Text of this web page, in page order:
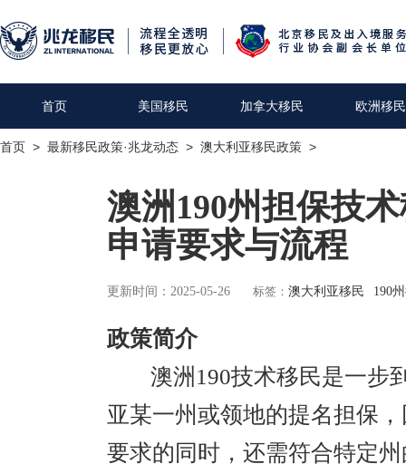
首页 美国移民 加拿大移民 欧洲移民
首页 > 最新移民政策·兆龙动态 > 澳大利亚移民政策 >
澳洲190州担保技
申请要求与流程
更新时间：2025-05-26 标签： 澳大利亚移民 190
政策简介
澳洲190技术移民是一步
亚某一州或领地的提名担保
要求的同时，还需符合特定